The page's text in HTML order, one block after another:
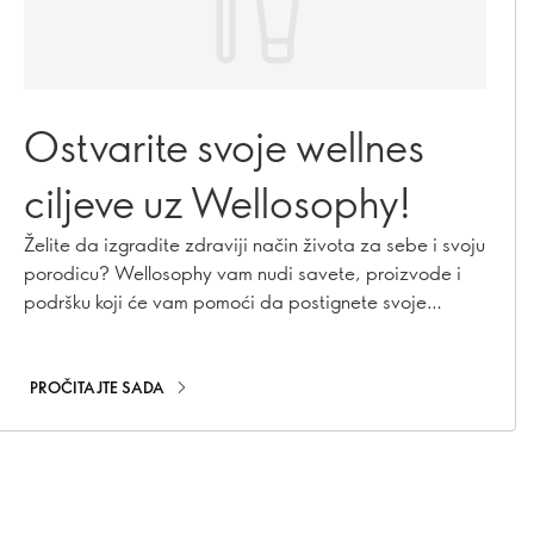
Ostvarite svoje wellnes
ciljeve uz Wellosophy!
Želite da izgradite zdraviji način života za sebe i svoju
porodicu? Wellosophy vam nudi savete, proizvode i
podršku koji će vam pomoći da postignete svoje
PROČITAJTE SADA